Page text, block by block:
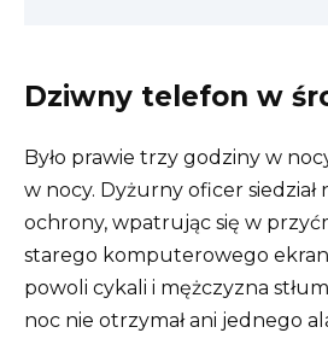
Dziwny telefon w
Było prawie trzy godziny w
w nocy. Dyżurny oficer siedział
ochrony, wpatrując się w
starego komputerowego
powoli cykali i mężczyzna
noc nie otrzymał ani jednego